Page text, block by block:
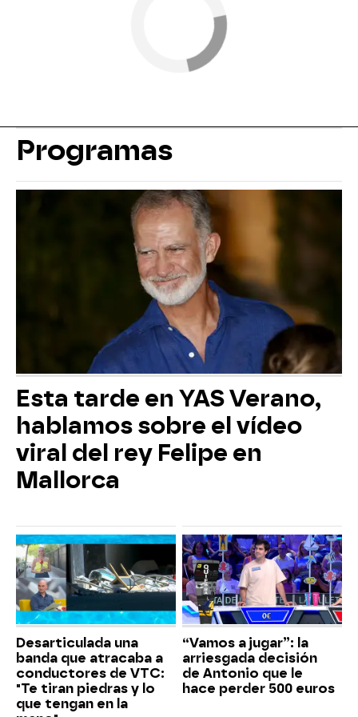
Programas
Esta tarde en YAS Verano,
hablamos sobre el vídeo
viral del rey Felipe en
Mallorca
Desarticulada una
banda que atracaba a
conductores de VTC:
"Te tiran piedras y lo
que tengan en la
“Vamos a jugar”: la
arriesgada decisión
de Antonio que le
hace perder 500 euros